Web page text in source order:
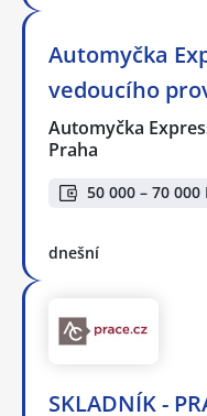
Automyčka
vedoucího
Automyčka
Praha
50 000 – 70 000
dnešní
SKLADNÍK -